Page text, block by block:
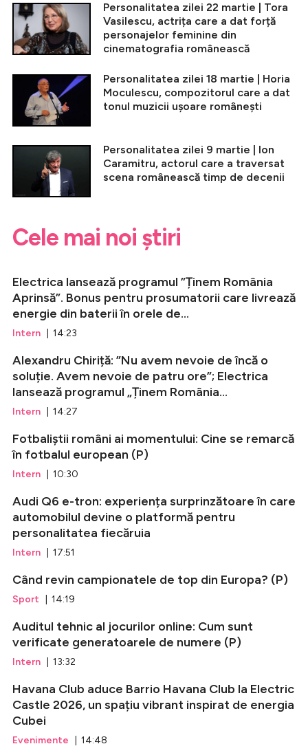
Personalitatea zilei 22 martie | Tora
Vasilescu, actrița care a dat forță
personajelor feminine din
cinematografia românească
Personalitatea zilei 18 martie | Horia
Moculescu, compozitorul care a dat
tonul muzicii ușoare românești
Personalitatea zilei 9 martie | Ion
Caramitru, actorul care a traversat
scena românească timp de decenii
Cele mai noi știri
Electrica lansează programul ”Ținem România
Aprinsă”. Bonus pentru prosumatorii care livrează
energie din baterii în orele de...
Intern | 14:23
Alexandru Chiriță: ”Nu avem nevoie de încă o
soluție. Avem nevoie de patru ore”; Electrica
lansează programul „Ținem România...
Intern | 14:27
Fotbaliștii români ai momentului: Cine se remarcă
în fotbalul european (P)
Intern | 10:30
Audi Q6 e-tron: experiența surprinzătoare în care
automobilul devine o platformă pentru
personalitatea fiecăruia
Intern | 17:51
Când revin campionatele de top din Europa? (P)
Sport | 14:19
Auditul tehnic al jocurilor online: Cum sunt
verificate generatoarele de numere (P)
Intern | 13:32
Havana Club aduce Barrio Havana Club la Electric
Castle 2026, un spațiu vibrant inspirat de energia
Cubei
Evenimente | 14:48